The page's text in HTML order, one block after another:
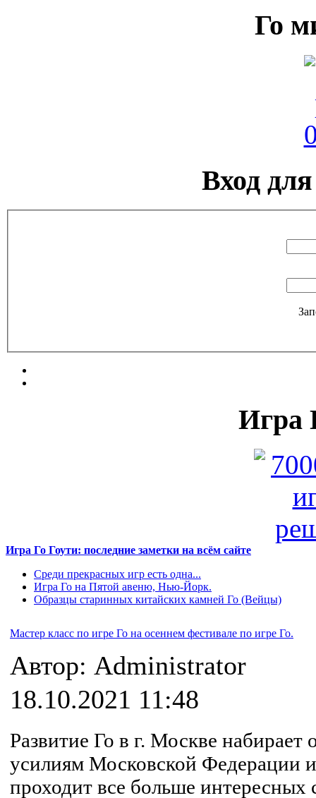
Го
Вход
Игра
Игра Го Гоути: последние заметки на всём сайте
Среди прекрасных игр есть одна...
Игра Го на Пятой авеню, Нью-Йорк.
Образцы старинных китайских камней Го (Вейцы)
Мастер класс по игре Го на осеннем фестивале по игре Го.
Автор: Administrator
18.10.2021 11:48
Развитие Го в г. Москве набирает
усилиям Московской Федерации
проходит все больше интересных